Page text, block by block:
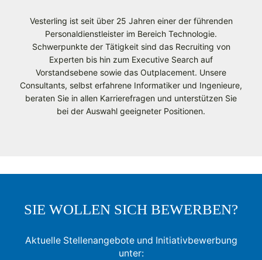
Vesterling ist seit über 25 Jahren einer der führenden
Personaldienstleister im Bereich Technologie.
Schwerpunkte der Tätigkeit sind das Recruiting von
Experten bis hin zum Executive Search auf
Vorstandsebene sowie das Outplacement. Unsere
Consultants, selbst erfahrene Informatiker und Ingenieure,
beraten Sie in allen Karrierefragen und unterstützen Sie
bei der Auswahl geeigneter Positionen.
SIE WOLLEN SICH BEWERBEN?
Aktuelle Stellenangebote und Initiativbewerbung
unter: